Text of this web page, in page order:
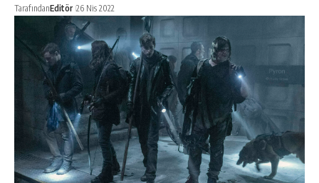
TarafındanEditör 26 Nis 2022